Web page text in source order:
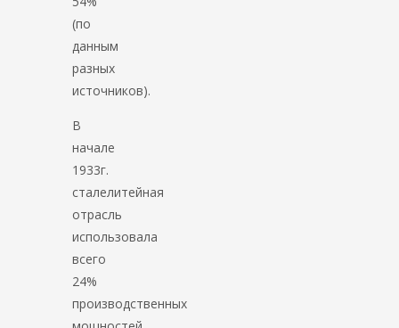
(по
данным
разных
источников).
В
начале
1933г.
сталелитейная
отрасль
использовала
всего
24%
производственных